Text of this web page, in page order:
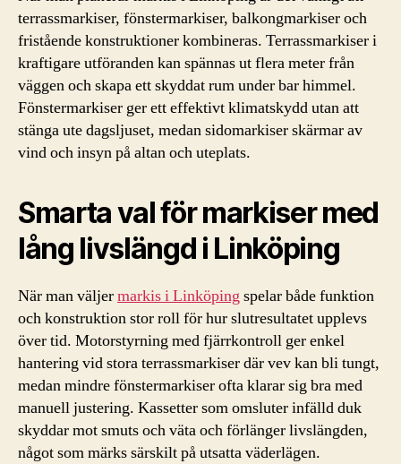
terrassmarkiser, fönstermarkiser, balkongmarkiser och
fristående konstruktioner kombineras. Terrassmarkiser i
kraftigare utföranden kan spännas ut flera meter från
väggen och skapa ett skyddat rum under bar himmel.
Fönstermarkiser ger ett effektivt klimatskydd utan att
stänga ute dagsljuset, medan sidomarkiser skärmar av
vind och insyn på altan och uteplats.
Smarta val för markiser med
lång livslängd i Linköping
När man väljermarkis i Linköping spelar både funktion
och konstruktion stor roll för hur slutresultatet upplevs
över tid. Motorstyrning med fjärrkontroll ger enkel
hantering vid stora terrassmarkiser där vev kan bli tungt,
medan mindre fönstermarkiser ofta klarar sig bra med
manuell justering. Kassetter som omsluter infälld duk
skyddar mot smuts och väta och förlänger livslängden,
något som märks särskilt på utsatta väderlägen.